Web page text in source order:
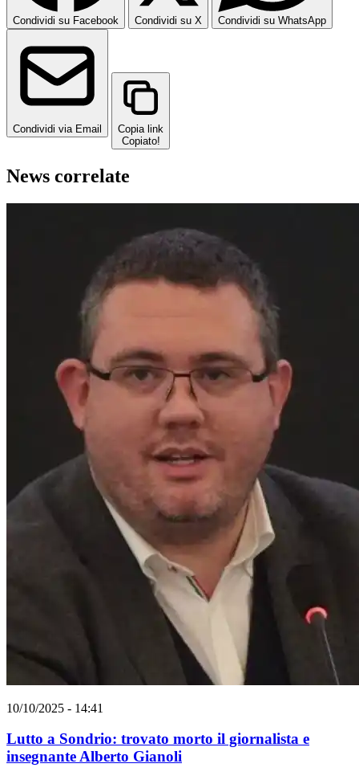
Condividi su Facebook Condividi su X Condividi su WhatsApp
Condividi via Email
Copia link
Copiato!
News correlate
10/10/2025 - 14:41
Lutto a Sondrio: trovato morto il giornalista e
insegnante Alberto Gianoli